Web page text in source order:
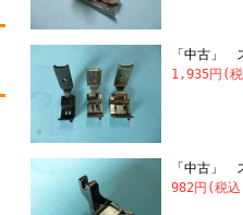
「中古」
1,935円(
「中古」
982円(税